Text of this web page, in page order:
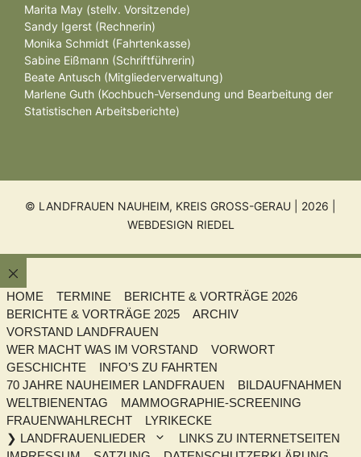
Marita May (stellv. Vorsitzende)
Sandy Igerst (Rechnerin)
Monika Schmidt (Fahrtenkasse)
Sabine Eißmann (Schriftführerin)
Beate Antusch (Mitgliederverwaltung)
Marlene Guth (Kochbuch-Versendung und Bearbeitung der
Statistischen Arbeitsberichte)
© LANDFRAUEN NAUHEIM, KREIS GROSS-GERAU | 2026 |
WEBDESIGN RIEDEL
Schließen
HOME
TERMINE
BERICHTE & VORTRÄGE 2026
BERICHTE & VORTRÄGE 2025
ARCHIV
VORSTAND LANDFRAUEN
WER MACHT WAS IM VORSTAND
VORWORT
GESCHICHTE
INFO’S ZU FAHRTEN
70 JAHRE NAUHEIMER LANDFRAUEN
BILDAUFNAHMEN
WELTBIENENTAG
MAMMOGRAPHIE-SCREENING
FRAUENWAHLRECHT
LYRIKECKE
❯ LANDFRAUENLIEDER
LINKS ZU INTERNETSEITEN